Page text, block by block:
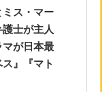
ミス・マー
士が主人
が日本最
』『マト